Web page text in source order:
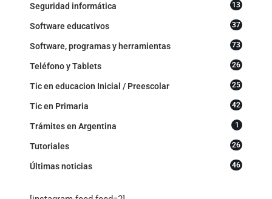
Seguridad informática 13
Software educativos 37
Software, programas y herramientas 73
Teléfono y Tablets 26
Tic en educacion Inicial / Preescolar 25
Tic en Primaria 42
Trámites en Argentina 1
Tutoriales 26
Últimas noticias 46